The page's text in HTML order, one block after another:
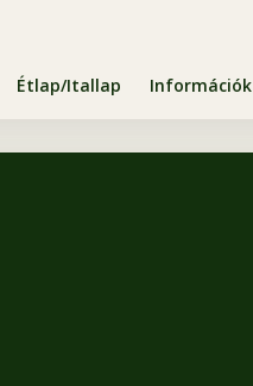
Étlap/Itallap Információk